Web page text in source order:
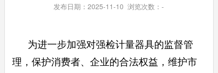
发布日期：2025-11-10 浏览次数：-
为进一步加强对强检计量器具的监督管
理，保护消费者、企业的合法权益，维护市